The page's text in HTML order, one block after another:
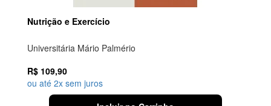
Nutrição e Exercício
Universitária Mário Palmério
R$ 109,90
ou até 2x sem juros